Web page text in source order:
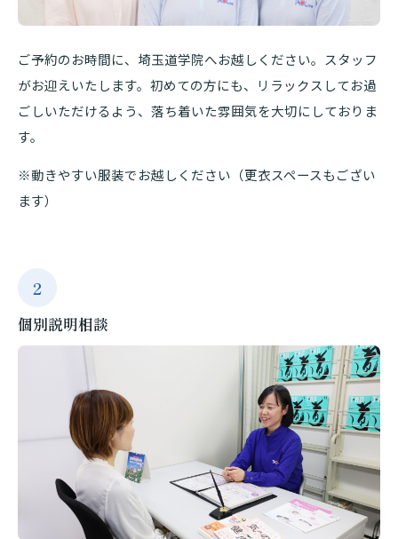
ご予約のお時間に、埼玉道学院へお越しください。スタッフ
がお迎えいたします。初めての方にも、リラックスしてお過
ごしいただけるよう、落ち着いた雰囲気を大切にしておりま
す。
※動きやすい服装でお越しください（更衣スペースもござい
ます）
2
個別説明相談